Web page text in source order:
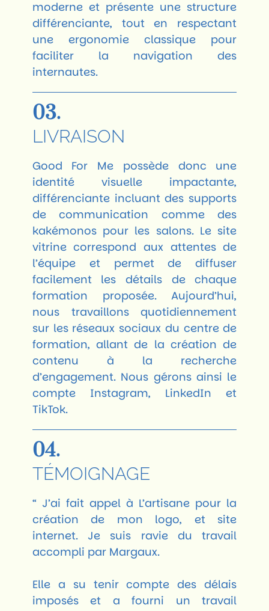
moderne et présente une structure
différenciante, tout en respectant
une ergonomie classique pour
faciliter la navigation des
internautes.
03.
LIVRAISON
Good For Me possède donc une
identité visuelle impactante,
différenciante incluant des supports
de communication comme des
kakémonos pour les salons. Le site
vitrine correspond aux attentes de
l’équipe et permet de diffuser
facilement les détails de chaque
formation proposée. Aujourd’hui,
nous travaillons quotidiennement
sur les réseaux sociaux du centre de
formation, allant de la création de
contenu à la recherche
d’engagement. Nous gérons ainsi le
compte Instagram, LinkedIn et
TikTok.
04.
TÉMOIGNAGE
“ J’ai fait appel à L’artisane pour la
création de mon logo, et site
internet. Je suis ravie du travail
accompli par Margaux.
Elle a su tenir compte des délais
imposés et a fourni un travail